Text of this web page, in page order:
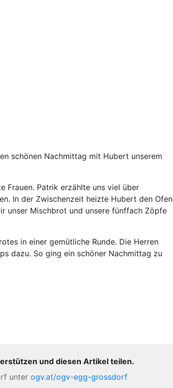
schönen Nachmittag mit Hubert unserem
Frauen. Patrik erzählte uns viel über
In der Zwischenzeit heizte Hubert den Ofen
unser Mischbrot und unsere fünffach Zöpfe
in einer gemütliche Runde. Die Herren
dazu. So ging ein schöner Nachmittag zu
und diesen Artikel teilen.
unter ogv.at/ogv-egg-grossdorf